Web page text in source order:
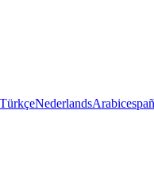
TürkçeNederlandsArabic